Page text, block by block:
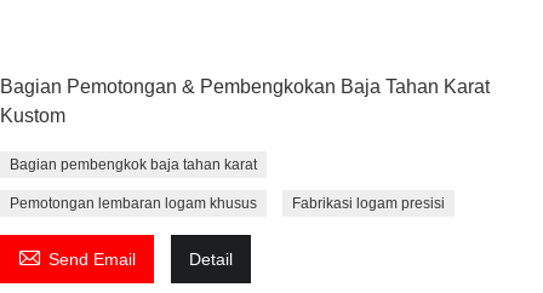
Bagian Pemotongan & Pembengkokan Baja Tahan Karat
Kustom
Bagian pembengkok baja tahan karat
Pemotongan lembaran logam khusus Fabrikasi logam presisi
 Send Email Detail